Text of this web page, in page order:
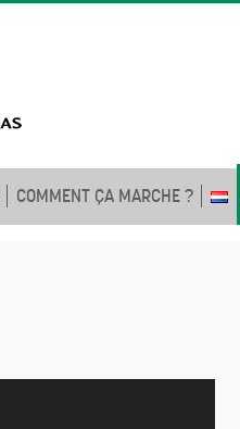
COMMENT ÇA MARCHE ?